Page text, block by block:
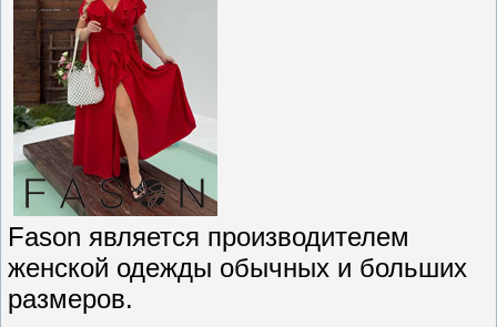
Fason является производителем
женской одежды обычных и больших
размеров.